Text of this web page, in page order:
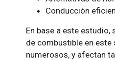
Conducción
En base a este
de combustible en
numerosos, y afectan